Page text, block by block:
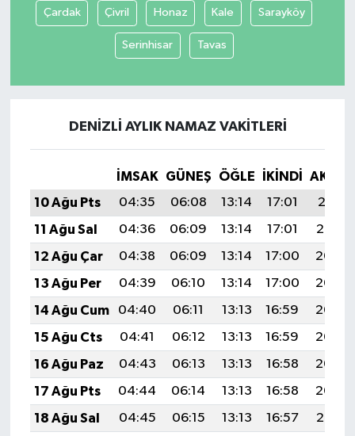
Çardak Çivril Honaz Kale Sarayköy
Serinhisar Tavas
DENIZLI AYLIK NAMAZ VAKITLERI
İMSAK GÜNEŞ ÖĞLE İKINDI
10 Ağu Pts
04:35 06:08 13:14 17:01
20:11
11 Ağu Sal
04:36 06:09 13:14 17:01
20:10
12 Ağu Çar
04:38 06:09 13:14 17:00
20:08
13 Ağu Per
04:39 06:10 13:14 17:00
20:07
14 Ağu Cum
04:40 06:11 13:13 16:59
20:06
15 Ağu Cts
04:41 06:12 13:13 16:59
20:05
16 Ağu Paz
04:43 06:13 13:13 16:58
20:03
17 Ağu Pts
04:44 06:14 13:13 16:58
20:02
18 Ağu Sal
04:45 06:15 13:13 16:57
20:01